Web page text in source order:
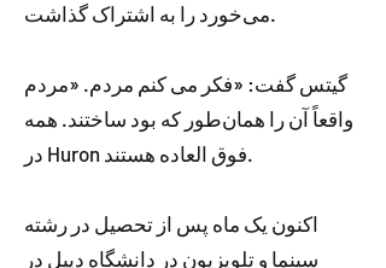
می‌خورد را به اشتراک گذاشت.
گیتس گفت: «فکر می کنم مردم. «مردم
واقعاً آن را همان‌طور که بود ساختند. همه
در Huron فوق العاده هستند.
اکنون یک ماه پس از تحصیل در رشته
سینما و تلویزیون در دانشگاه دیپل در